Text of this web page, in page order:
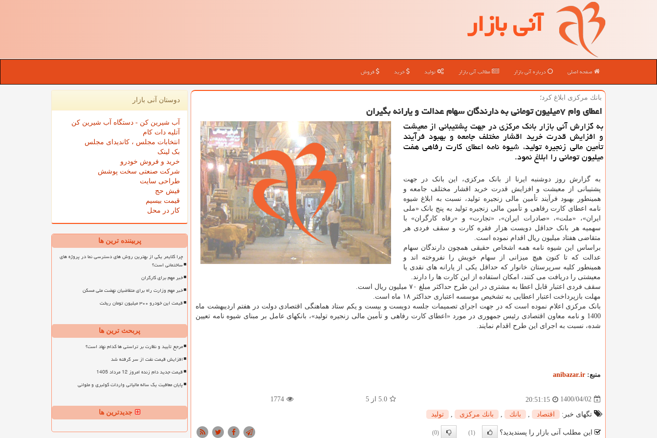
آنی بازار
صفحه اصلی درباره آنی بازار مطالب آنی بازار تولید خرید فروش
بانك مركزی ابلاغ كرد؛
اعطای وام ۷میلیون تومانی به دارندگان سهام عدالت و یارانه بگیران
به گزارش آنی بازار بانک مرکزی در جهت پشتیبانی از معیشت
و افزایش قدرت خرید اقشار مختلف جامعه و بهبود فرآیند
تأمین مالی زنجیره تولید، شیوه نامه اعطای کارت رفاهی هفت
میلیون تومانی را ابلاغ نمود.
به گزارش روز دوشنبه ایرنا از بانک مرکزی، این بانک در جهت
پشتیبانی از معیشت و افزایش قدرت خرید اقشار مختلف جامعه و
همینطور بهبود فرآیند تأمین مالی زنجیره تولید، نسبت به ابلاغ شیوه
نامه اعطای کارت رفاهی و تأمین مالی زنجیره تولید به پنج بانک «ملی
ایران»، «ملت»، «صادرات ایران»، «تجارت» و «رفاه کارگران» با
سهمیه هر بانک حداقل دویست هزار فقره کارت و سقف فردی هر
متقاضی هفتاد میلیون ریال اقدام نموده است.
براساس این شیوه نامه همه اشخاص حقیقی همچون دارندگان سهام
عدالت که تا کنون هیچ میزانی از سهام خویش را نفروخته اند و
همینطور کلیه سرپرستان خانوار که حداقل یکی از یارانه های نقدی یا
معیشتی را دریافت می کنند، امکان استفاده از این کارت ها را دارند.
سقف فردی اعتبار قابل اعطا به مشتری در این طرح حداکثر مبلغ ۷۰ میلیون ریال است.
مهلت بازپرداخت اعتبار اعطایی به تشخیص موسسه اعتباری حداکثر ۱۸ ماه است.
بانک مرکزی اعلام نموده است که در جهت اجرای تصمیمات جلسه دویست و بیست و یکم ستاد هماهنگی اقتصادی دولت در هفتم اردیبهشت ماه
1400 و نامه معاون اقتصادی رئیس جمهوری در مورد «اعطای کارت رفاهی و تأمین مالی زنجیره تولید»، بانکهای عامل بر مبنای شیوه نامه تعیین
شده، نسبت به اجرای این طرح اقدام نمایند.
منبع: anibazar.ir
1400/04/02
20:51:15
5.0 از 5 1774
تگهای خبر: اقتصاد بانك بانك مركزی تولید
این مطلب آنی بازار را پسندیدید؟ (1)
(0)
دوستان آنی بازار
آب شیرین کن - دستگاه آب شیرین کن
آتلیه دات کام
انتخابات مجلس ، کاندیدای مجلس
بک لینک
خرید و فروش خودرو
شرکت صنعتی سخت پوشش
طراحی سایت
فیش حج
قیمت بیسیم
کار در محل
پربیننده ترین ها
چرا کلایمر یکی از بهترین روش های دسترسی نما در پروژه های
ساختمانی است؟
خبر مهم برای کارگران
خبر مهم وزارت راه برای متقاضیان نهضت ملی مسکن
قیمت این خودرو ۳۰۰ میلیون تومان ریخت
پربحث ترین ها
مرجع تأیید و نظارت بر تراستی ها کدام نهاد است؟
افزایش قیمت نفت از سر گرفته شد
قیمت جدید دام زنده امروز 12 مرداد 1405
پایان معافیت یک ساله مالیاتی واردات کولبری و ملوانی
جدیدترین ها